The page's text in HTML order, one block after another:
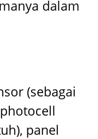
dalam
(sebagai
panel